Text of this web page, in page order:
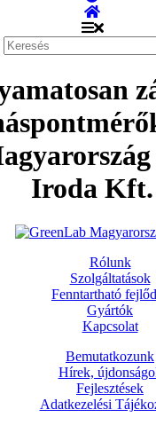
Iroda Kft.
Rólunk
Szolgáltatások
Fenntartható
Gyártók
Kapcsolat
Bemutatkozunk
Hírek,
Fejlesztések
Adatkezelési